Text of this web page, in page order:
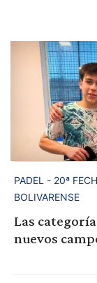
PADEL - 20ª
BOLIVARENSE
Las
nuevos